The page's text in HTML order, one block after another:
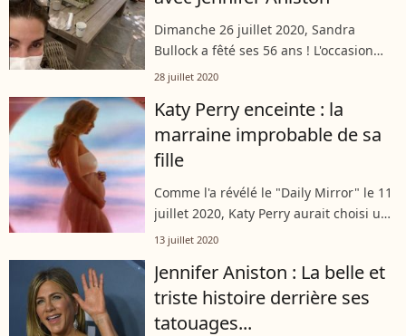
Dimanche 26 juillet 2020, Sandra
Bullock a fêté ses 56 ans ! L'occasion
pour l'actrice américaine d'organiser un
ses grandes amies : Jennifer...
28 juillet 2020
Katy Perry enceinte : la
marraine improbable de sa
fille
Comme l'a révélé le "Daily Mirror" le 11
juillet 2020, Katy Perry aurait choisi une
de ses vieilles amies pour devenir la
devrait pas tarder à voir...
13 juillet 2020
Jennifer Aniston : La belle et
triste histoire derrière ses
tatouages...